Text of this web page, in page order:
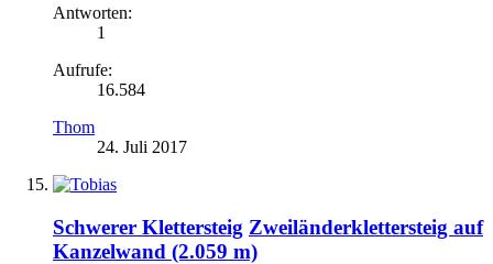
Antworten:
1
Aufrufe:
16.584
Thom
24. Juli 2017
Schwerer Klettersteig Zweiländerklettersteig auf
Kanzelwand (2.059 m)